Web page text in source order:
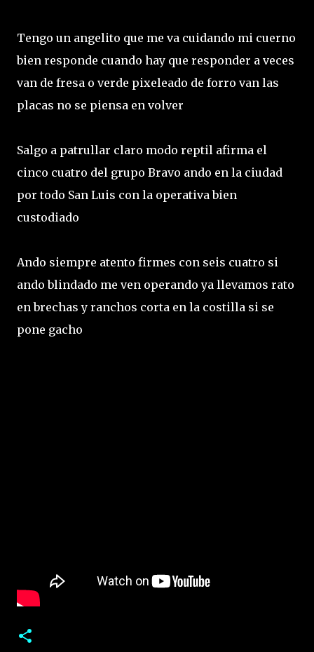
Tengo un angelito que me va cuidando mi cuerno
bien responde cuando hay que responder a veces
van de fresa o verde pixeleado de forro van las
placas no se piensa en volver
Salgo a patrullar claro modo reptil afirma el
cinco cuatro del grupo Bravo ando en la ciudad
por todo San Luis con la operativa bien
custodiado
Ando siempre atento firmes con seis cuatro si
ando blindado me ven operando ya llevamos rato
en brechas y ranchos corta en la costilla si se
pone gacho